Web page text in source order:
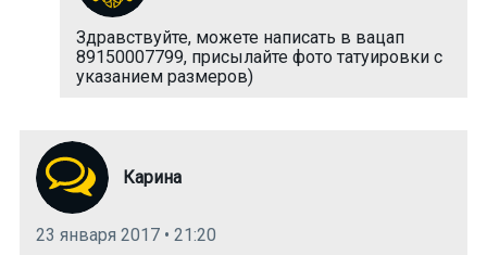
Здравствуйте, можете написать в вацап
89150007799, присылайте фото татуировки с
указанием размеров)
Карина
23 января 2017 • 21:20